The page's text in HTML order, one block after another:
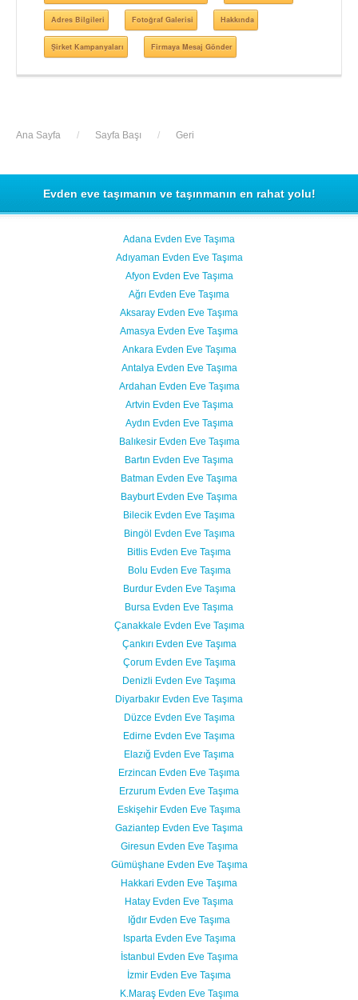
Adres Bilgileri Fotoğraf Galerisi Hakkında
Şirket Kampanyaları Firmaya Mesaj Gönder
Ana Sayfa / Sayfa Başı / Geri
Evden eve taşımanın ve taşınmanın en rahat yolu!
Adana Evden Eve Taşıma
Adıyaman Evden Eve Taşıma
Afyon Evden Eve Taşıma
Ağrı Evden Eve Taşıma
Aksaray Evden Eve Taşıma
Amasya Evden Eve Taşıma
Ankara Evden Eve Taşıma
Antalya Evden Eve Taşıma
Ardahan Evden Eve Taşıma
Artvin Evden Eve Taşıma
Aydın Evden Eve Taşıma
Balıkesir Evden Eve Taşıma
Bartın Evden Eve Taşıma
Batman Evden Eve Taşıma
Bayburt Evden Eve Taşıma
Bilecik Evden Eve Taşıma
Bingöl Evden Eve Taşıma
Bitlis Evden Eve Taşıma
Bolu Evden Eve Taşıma
Burdur Evden Eve Taşıma
Bursa Evden Eve Taşıma
Çanakkale Evden Eve Taşıma
Çankırı Evden Eve Taşıma
Çorum Evden Eve Taşıma
Denizli Evden Eve Taşıma
Diyarbakır Evden Eve Taşıma
Düzce Evden Eve Taşıma
Edirne Evden Eve Taşıma
Elazığ Evden Eve Taşıma
Erzincan Evden Eve Taşıma
Erzurum Evden Eve Taşıma
Eskişehir Evden Eve Taşıma
Gaziantep Evden Eve Taşıma
Giresun Evden Eve Taşıma
Gümüşhane Evden Eve Taşıma
Hakkari Evden Eve Taşıma
Hatay Evden Eve Taşıma
Iğdır Evden Eve Taşıma
Isparta Evden Eve Taşıma
İstanbul Evden Eve Taşıma
İzmir Evden Eve Taşıma
K.Maraş Evden Eve Taşıma